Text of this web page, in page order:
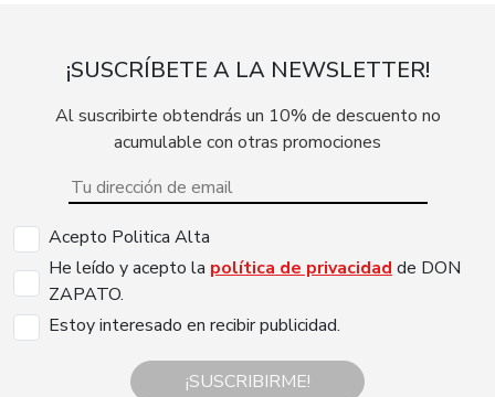
¡SUSCRÍBETE A LA NEWSLETTER!
Al suscribirte obtendrás un 10% de descuento no
acumulable con otras promociones
Acepto Politica Alta
He leído y acepto la política de privacidad de DON
ZAPATO.
Estoy interesado en recibir publicidad.
¡SUSCRIBIRME!